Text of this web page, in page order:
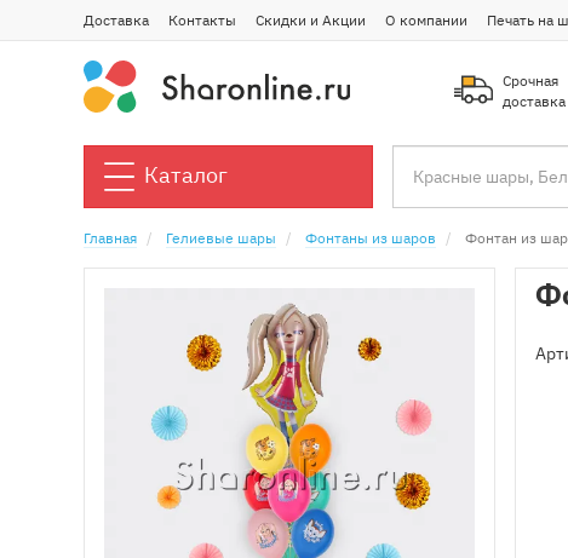
Доставка Контакты Скидки и Акции О компании Печать на
Срочная
доставка
Каталог
Главная Гелиевые шары Фонтаны из шаров Фонтан из